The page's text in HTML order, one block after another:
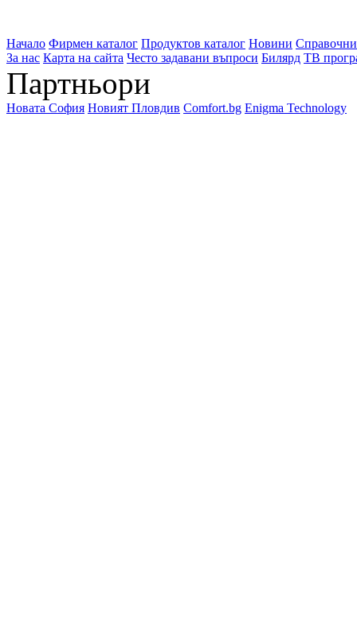
Начало Фирмен каталог Продуктов каталог Новини
За нас Карта на сайта Често задавани въпроси Билярд ТВ
Партньори
Новата София Новият Пловдив Comfort.bg Enigma Technology